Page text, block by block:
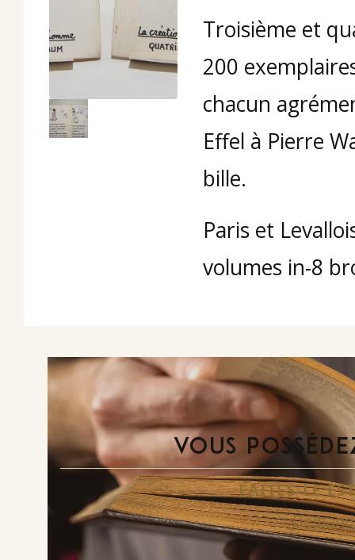
Troisième et
200
chacun
Effel à Pierre
bille.
Paris et
volumes in-8
VOUS
FAITES-LE